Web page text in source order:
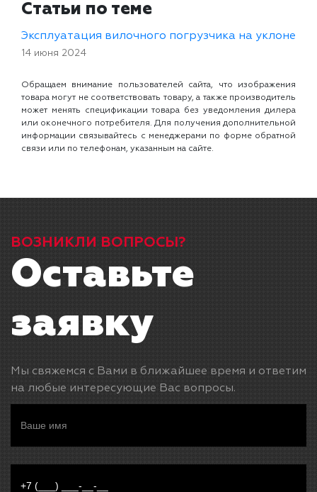
Статьи по теме
Эксплуатация вилочного погрузчика на уклоне
14 июня 2024
Обращаем внимание пользователей сайта, что изображения
товара могут не соответствовать товару, а также производитель
может менять спецификации товара без уведомления дилера
или оконечного потребителя. Для получения дополнительной
информации связывайтесь с менеджерами по форме обратной
связи или по телефонам, указанным на сайте.
ВОЗНИКЛИ ВОПРОСЫ?
Оставьте
заявку
Мы свяжемся с Вами в ближайшее время и ответим
на любые интересующие Вас вопросы.